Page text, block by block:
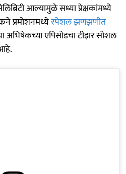
आल्यामुळे सध्या प्रेक्षकांमध्ये
प्रमोशनमध्येस्पेशल झणझणीत
अभिषेकच्या एपिसोडचा टीझर सोशल